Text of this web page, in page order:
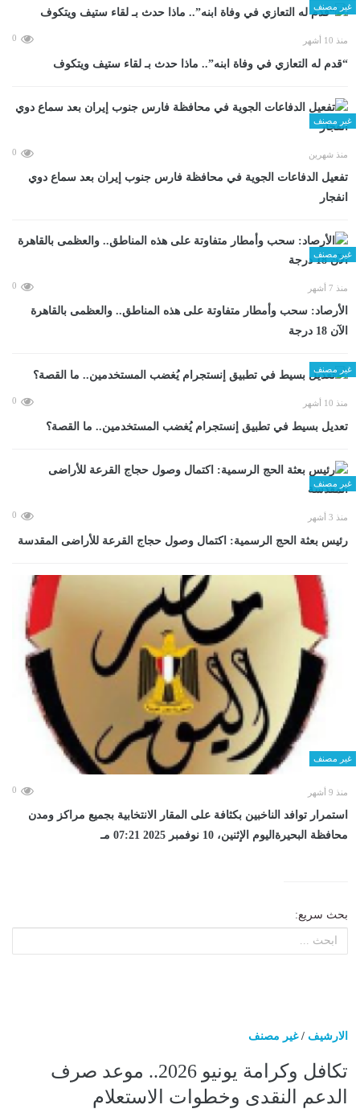
غير مصنف
منذ 10 أشهر 0
“قدم له التعازي في وفاة ابنه”.. ماذا حدث بـ لقاء ستيف ويتكوف
غير مصنف
منذ شهرين 0
تفعيل الدفاعات الجوية في محافظة فارس جنوب إيران بعد سماع دوي
انفجار
غير مصنف
منذ 7 أشهر 0
الأرصاد: سحب وأمطار متفاوتة على هذه المناطق.. والعظمى بالقاهرة
الآن 18 درجة
غير مصنف
منذ 10 أشهر 0
تعديل بسيط في تطبيق إنستجرام يُغضب المستخدمين.. ما القصة؟
غير مصنف
منذ 3 أشهر 0
رئيس بعثة الحج الرسمية: اكتمال وصول حجاج القرعة للأراضى المقدسة
غير مصنف
منذ 9 أشهر 0
استمرار توافد الناخبين بكثافة على المقار الانتخابية بجميع مراكز ومدن
محافظة البحيرةاليوم الإثنين، 10 نوفمبر 2025 07:21 مـ
بحث سريع:
الارشيف /غير مصنف
تكافل وكرامة يونيو 2026.. موعد صرف
الدعم النقدى وخطوات الاستعلام